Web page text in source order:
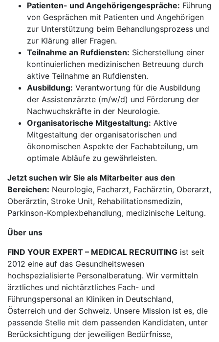
Patienten- und Angehörigengespräche: Führung
von Gesprächen mit Patienten und Angehörigen
zur Unterstützung beim Behandlungsprozess und
zur Klärung aller Fragen.
Teilnahme an Rufdiensten: Sicherstellung einer
kontinuierlichen medizinischen Betreuung durch
aktive Teilnahme an Rufdiensten.
Ausbildung: Verantwortung für die Ausbildung
der Assistenzärzte (m/w/d) und Förderung der
Nachwuchskräfte in der Neurologie.
Organisatorische Mitgestaltung: Aktive
Mitgestaltung der organisatorischen und
ökonomischen Aspekte der Fachabteilung, um
optimale Abläufe zu gewährleisten.
Jetzt suchen wir Sie als Mitarbeiter aus den
Bereichen: Neurologie, Facharzt, Fachärztin, Oberarzt,
Oberärztin, Stroke Unit, Rehabilitationsmedizin,
Parkinson-Komplexbehandlung, medizinische Leitung.
Über uns
FIND YOUR EXPERT – MEDICAL RECRUITING ist seit
2012 eine auf das Gesundheitswesen
hochspezialisierte Personalberatung. Wir vermitteln
ärztliches und nichtärztliches Fach- und
Führungspersonal an Kliniken in Deutschland,
Österreich und der Schweiz. Unsere Mission ist es, die
passende Stelle mit dem passenden Kandidaten, unter
Berücksichtigung der jeweiligen Bedürfnisse,